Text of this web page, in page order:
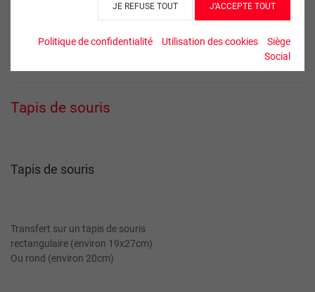
JE REFUSE TOUT J’ACCEPTE TOUT
Politique de confidentialité Utilisation des cookies
Siège
Social
Tapis de souris
Tapis de souris
Transfert sur un tapis de souris
rectangulaire (environ 19x27cm)
Ou rond (environ 20cm)